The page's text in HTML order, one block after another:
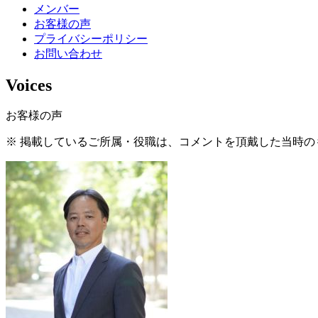
メンバー
お客様の声
プライバシーポリシー
お問い合わせ
Voices
お客様の声
※ 掲載しているご所属・役職は、コメントを頂戴した当時の